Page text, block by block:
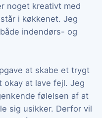
noget kreativt med
i køkkenet. Jeg
indendørs- og
at skabe et trygt
at lave fejl. Jeg
følelsen af at
sig usikker. Derfor vil